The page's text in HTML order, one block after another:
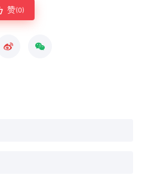
赞(0)